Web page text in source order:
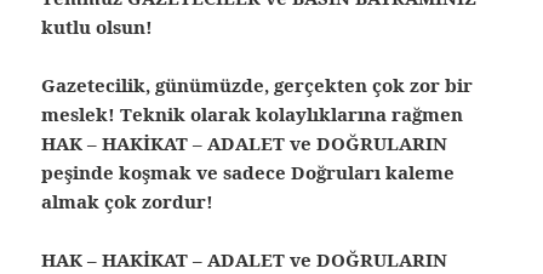
kutlu olsun!
Gazetecilik, günümüzde, gerçekten çok zor bir
meslek! Teknik olarak kolaylıklarına rağmen
HAK – HAKİKAT – ADALET ve DOĞRULARIN
peşinde koşmak ve sadece Doğruları kaleme
almak çok zordur!
HAK – HAKİKAT – ADALET ve DOĞRULARIN